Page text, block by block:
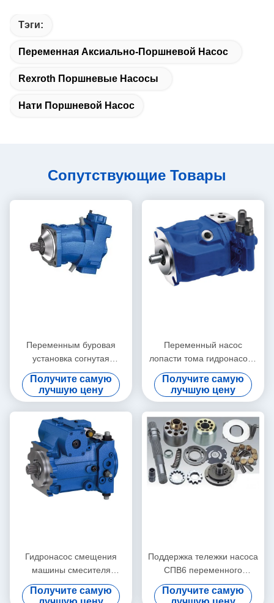
Тэги:
Переменная Аксиально-Поршневой Насос
Rexroth Поршневые Насосы
Нати Поршневой Насос
Сопутствующие Товары
Переменным буровая
установка согнутая
смещением оси поршеня
насоса месторождения
нефти САЭ
Получите самую
лучшую цену
Переменный насос
лопасти тома гидронасоса
смещения А10ВСО140/
механического
инструмента переменный
Получите самую
лучшую цену
Гидронасос смещения
машины смесителя
переменный/переменный
гидронасос поршеня
Получите самую
Поддержка тележки насоса
СПВ6 переменного
смещения Рексротх
аксиальнопоршневая 119
Получите самую